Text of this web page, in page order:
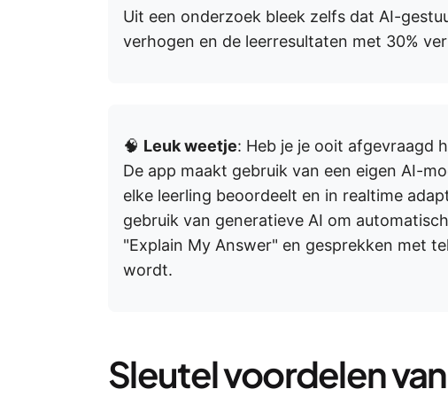
Uit een onderzoek bleek zelfs dat AI-
verhogen en de leerresultaten met 30%
🧠 Leuk weetje: Heb je je ooit afgevraagd
De app maakt gebruik van een eigen AI-
elke leerling beoordeelt en in realtime
gebruik van generatieve AI om
"Explain My Answer" en gesprekken met
wordt.
Sleutel voordelen